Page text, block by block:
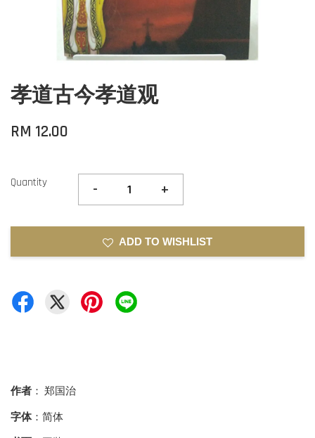
孝道古今孝道观
RM 12.00
Quantity - +
ADD TO WISHLIST
作者 ： 郑国治
字体：简体